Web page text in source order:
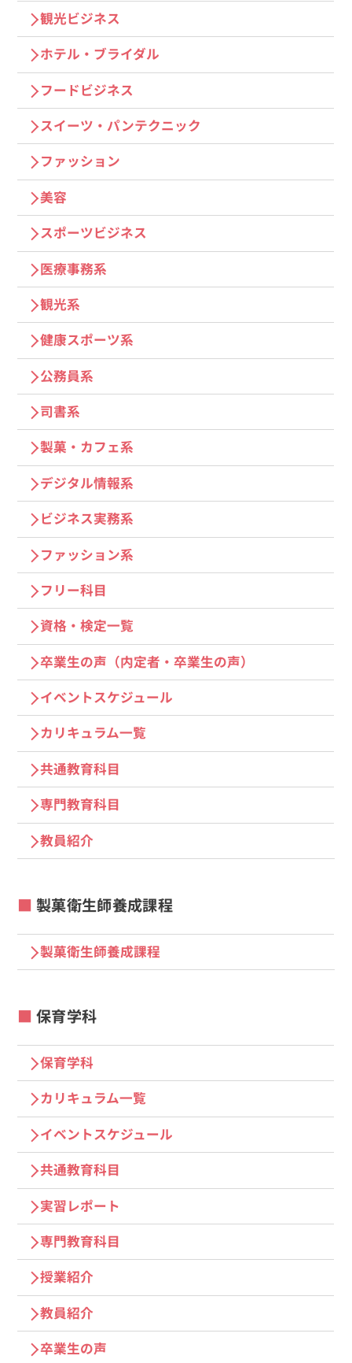
観光ビジネス
ホテル・ブライダル
フードビジネス
スイーツ・パンテクニック
ファッション
美容
スポーツビジネス
医療事務系
観光系
健康スポーツ系
公務員系
司書系
製菓・カフェ系
デジタル情報系
ビジネス実務系
ファッション系
フリー科目
資格・検定一覧
卒業生の声（内定者・卒業生の声）
イベントスケジュール
カリキュラム一覧
共通教育科目
専門教育科目
教員紹介
製菓衛生師養成課程
製菓衛生師養成課程
保育学科
保育学科
カリキュラム一覧
イベントスケジュール
共通教育科目
実習レポート
専門教育科目
授業紹介
教員紹介
卒業生の声